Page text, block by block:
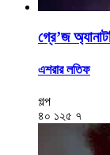
গ্রে’জ
এশরার লতিফ
গল্প
৪০ ১২৫ ৭